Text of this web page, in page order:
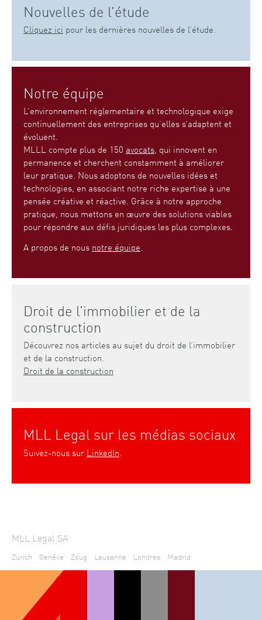
Nouvelles de l’étude
Cliquez ici pour les dernières nouvelles de l’étude.
Notre équipe
L’environnement réglementaire et technologique exige
continuellement des entreprises qu’elles s’adaptent et
évoluent.
MLLL compte plus de 150 avocats, qui innovent en
permanence et cherchent constamment à améliorer
leur pratique. Nous adoptons de nouvelles idées et
technologies, en associant notre riche expertise à une
pensée créative et réactive. Grâce à notre approche
pratique, nous mettons en œuvre des solutions viables
pour répondre aux défis juridiques les plus complexes.
A propos de nous notre équipe.
Droit de l’immobilier et de la
construction
Découvrez nos articles au sujet du droit de l’immobilier
et de la construction.
Droit de la construction
MLL Legal sur les médias sociaux
Suivez-nous sur LinkedIn
MLL Legal SA
Zurich Genève Zoug Lausanne Londres Madrid